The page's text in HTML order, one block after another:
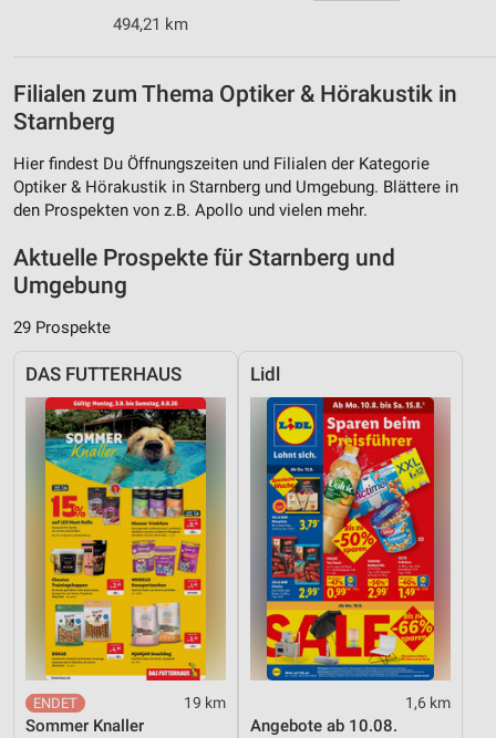
494,21 km
Filialen zum Thema Optiker & Hörakustik in
Starnberg
Hier findest Du Öffnungszeiten und Filialen der Kategorie
Optiker & Hörakustik in Starnberg und Umgebung. Blättere in
den Prospekten von z.B. Apollo und vielen mehr.
Aktuelle Prospekte für Starnberg und
Umgebung
29 Prospekte
DAS FUTTERHAUS
19 km
Sommer Knaller
Lidl
1,6 km
Angebote ab 10.08.